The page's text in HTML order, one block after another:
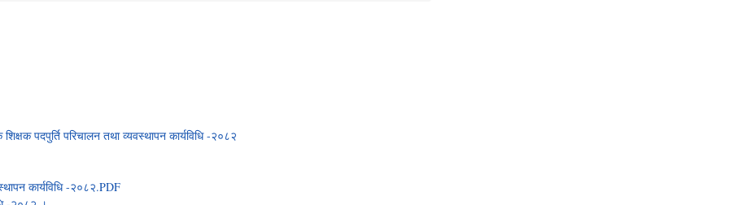
पदपुर्ति परिचालन तथा व्यवस्थापन कार्यविधि -२०८२
कार्यविधि -२०८२.PDF